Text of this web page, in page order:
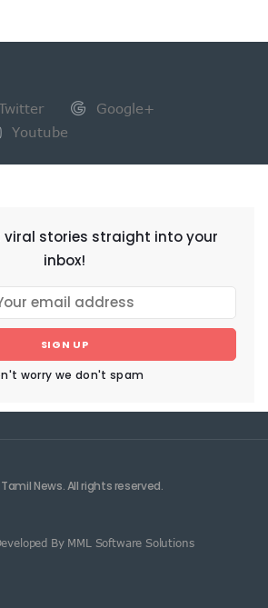
Google+
Youtube
viral stories straight into your
inbox!
SIGN UP
worry we don't spam
Tamil News. All rights reserved.
By MML Software Solutions